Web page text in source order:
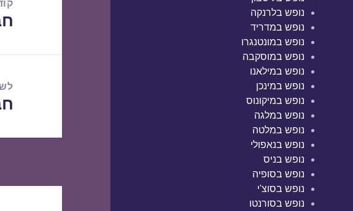
נופש בלרנקה
נופש במדריד
נופש במונטנגרו
נופש במוסקבה
נופש במילאנו
נופש במינכן
נופש במיקונוס
נופש במלגה
נופש במלטה
נופש בנאפולי
נופש בניס
נופש בסופיה
נופש בסוצ'י
נופש בסורנטו